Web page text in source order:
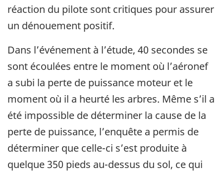
réaction du pilote sont critiques pour assurer
un dénouement positif.
Dans l’événement à l’étude, 40 secondes se
sont écoulées entre le moment où l’aéronef
a subi la perte de puissance moteur et le
moment où il a heurté les arbres. Même s’il a
été impossible de déterminer la cause de la
perte de puissance, l’enquête a permis de
déterminer que celle-ci s’est produite à
quelque 350 pieds au-dessus du sol, ce qui